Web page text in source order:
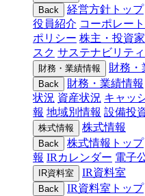
Back 経営方針トップ
役員紹介 コーポレー
ポリシー 株主・投資
スク サステナビリティ
財務・業績情報 財務・
Back 財務・業績情報
状況 資産状況 キャッ
報 地域別情報 設備投
株式情報 株式情報
Back 株式情報トップ
報 IRカレンダー 電子
IR資料室 IR資料室
Back IR資料室トップ